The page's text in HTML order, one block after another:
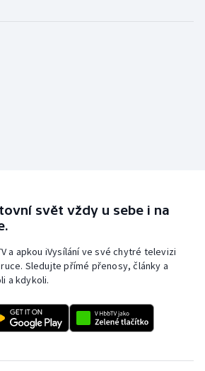
svět vždy u sebe i na
a apkou iVysílání ve své chytré televizi
Sledujte přímé přenosy, články a
a kdykoli.